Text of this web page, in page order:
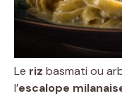
Le riz basmati ou
l’escalope